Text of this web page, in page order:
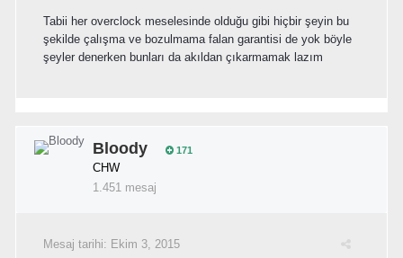
Tabii her overclock meselesinde olduğu gibi hiçbir şeyin bu
şekilde çalışma ve bozulmama falan garantisi de yok böyle
şeyler denerken bunları da akıldan çıkarmamak lazım
Bloody 171
CHW
1.451 mesaj
Mesaj tarihi: Ekim 3, 2015